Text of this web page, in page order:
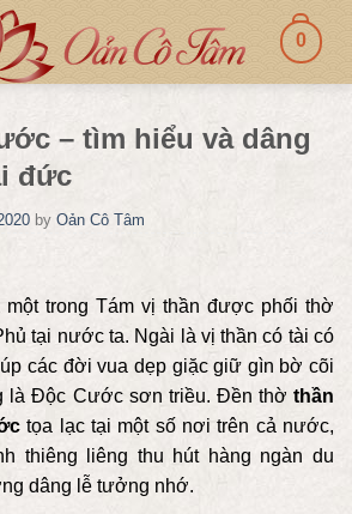
0
– tìm hiểu và dâng
đức
by Oản Cô Tâm
trong Tám vị thần được phối thờ
tại nước ta. Ngài là vị thần có tài có
các đời vua dẹp giặc giữ gìn bờ cõi
là Độc Cước sơn triều. Đền thờ thần
tọa lạc tại một số nơi trên cả nước,
thiêng liêng thu hút hàng ngàn du
dâng lễ tưởng nhớ.